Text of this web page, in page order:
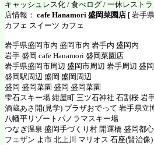
キャッシュレス化 / 食べログ / 一休レスト
店情報： cafe Hanamori 盛岡菜園店 [ 岩手
カフェ スイーツ カフェ
岩手県盛岡市内 盛岡市内 岩手内 盛岡内
岩手 盛岡 cafe Hanamori 盛岡菜園店
岩手県盛岡市周辺 盛岡市周辺 岩手周辺 盛
盛岡駅周辺 盛岡 盛岡周辺
盛岡 盛岡菜園 盛岡 盛岡菜園
雫石スキー場 紺屋町 三ツ石神社 石割桜 岩
酒蔵あさ開(見学) プラザおでって 岩手県立
八幡平リゾートパノラマスキー場
つなぎ温泉 盛岡手づくり村 開運橋 盛岡都
フェザン よ市 北上川 マリオス 石座(賢治